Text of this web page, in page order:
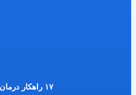
۱۷ راهکار درمان خجالت کودکان